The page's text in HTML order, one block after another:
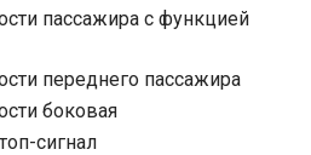
пассажира с функцией
переднего пассажира
боковая
сигнал